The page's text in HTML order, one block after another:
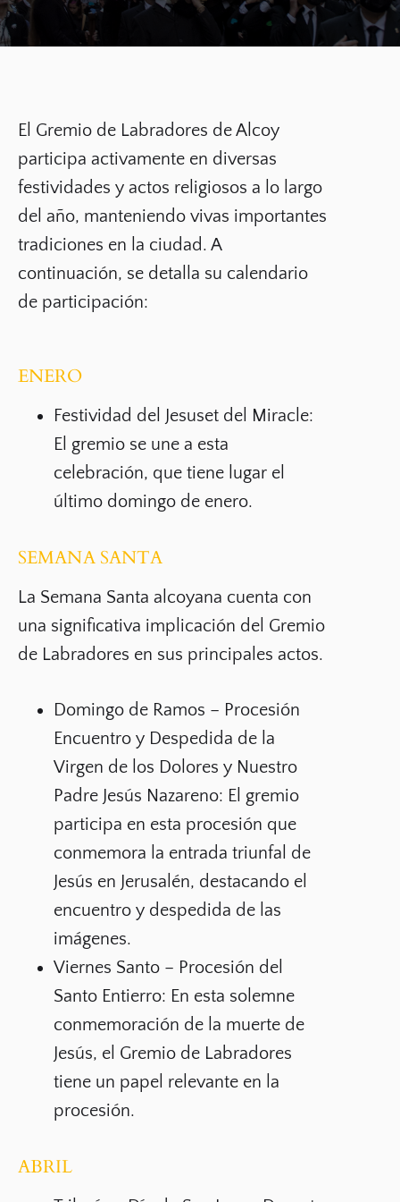
El Gremio de Labradores de Alcoy
participa activamente en diversas
festividades y actos religiosos a lo largo
del año, manteniendo vivas importantes
tradiciones en la ciudad. A
continuación, se detalla su calendario
de participación:
ENERO
Festividad del Jesuset del Miracle:
El gremio se une a esta
celebración, que tiene lugar el
último domingo de enero.
SEMANA SANTA
La Semana Santa alcoyana cuenta con
una significativa implicación del Gremio
de Labradores en sus principales actos.
Domingo de Ramos – Procesión
Encuentro y Despedida de la
Virgen de los Dolores y Nuestro
Padre Jesús Nazareno: El gremio
participa en esta procesión que
conmemora la entrada triunfal de
Jesús en Jerusalén, destacando el
encuentro y despedida de las
imágenes.
Viernes Santo – Procesión del
Santo Entierro: En esta solemne
conmemoración de la muerte de
Jesús, el Gremio de Labradores
tiene un papel relevante en la
procesión.
ABRIL